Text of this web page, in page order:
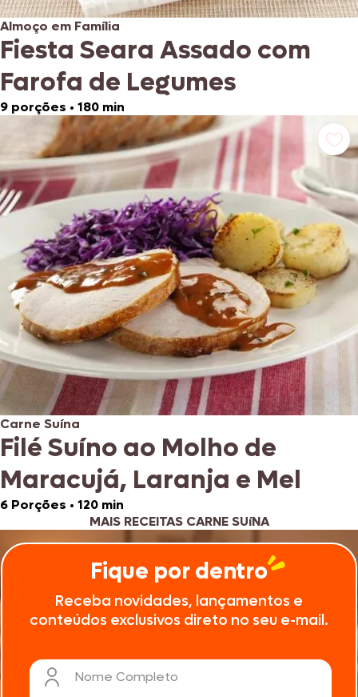
Almoço em Família
Fiesta Seara Assado com
Farofa de Legumes
9 porções • 180 min
Carne Suína
Filé Suíno ao Molho de
Maracujá, Laranja e Mel
6 Porções • 120 min
MAIS RECEITAS CARNE SUíNA
Fique por dentro
Receba novidades, lançamentos e
conteúdos exclusivos direto no seu e-mail.
Nome Completo